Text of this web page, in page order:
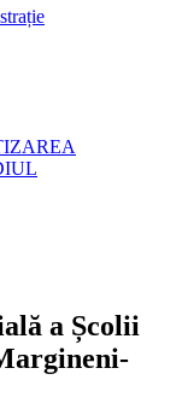
a Școlii